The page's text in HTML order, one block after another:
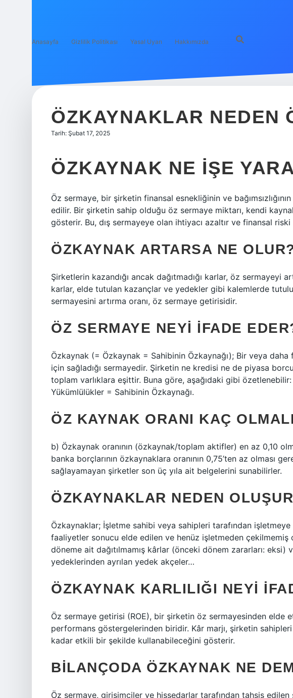
Anasayfa Gizlilik Politikası Yasal Uyarı Hakkımızda
ÖZKAYNAKLAR NEDEN
Tarih: Şubat 17, 2025
ÖZKAYNAK NE IŞE
Öz sermaye, bir şirketin finansal esnekliğinin ve
edilir. Bir şirketin sahip olduğu öz sermaye miktarı, kendi
gösterir. Bu, dış sermayeye olan ihtiyacı azaltır ve finansal
ÖZKAYNAK ARTARSA NE
Şirketlerin kazandığı ancak dağıtmadığı karlar, öz sermayeyi
karlar, elde tutulan kazançlar ve yedekler gibi kalemlerde
sermayesini artırma oranı, öz sermaye getirisidir.
ÖZ SERMAYE NEYI IFADE
Özkaynak (= Özkaynak = Sahibinin Özkaynağı); Bir veya daha
için sağladığı sermayedir. Şirketin ne kredisi ne de piyasa
toplam varlıklara eşittir. Buna göre, aşağıdaki gibi
Yükümlülükler = Sahibinin Özkaynağı.
ÖZ KAYNAK ORANI KAÇ
b) Özkaynak oranının (özkaynak/toplam aktifler) en az 0,10
banka borçlarının özkaynaklara oranının 0,75’ten az olması
sağlayamayan şirketler son üç yıla ait belgelerini sunabilirler.
ÖZKAYNAKLAR NEDEN
Özkaynaklar; İşletme sahibi veya sahipleri tarafından
faaliyetler sonucu elde edilen ve henüz işletmeden çekilmemiş
döneme ait dağıtılmamış kârlar (önceki dönem zararları: eksi)
yedeklerinden ayrılan yedek akçeler…
ÖZKAYNAK KARLILIĞI NEYI
Öz sermaye getirisi (ROE), bir şirketin öz sermayesinden elde
performans göstergelerinden biridir. Kâr marjı, şirketin sahipleri
kadar etkili bir şekilde kullanabileceğini gösterir.
BILANÇODA ÖZKAYNAK NE
Öz sermaye, girişimciler ve hissedarlar tarafından tahsis